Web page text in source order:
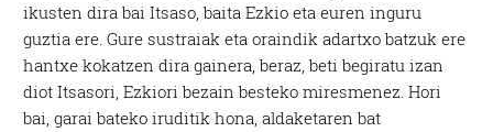
ikusten dira bai Itsaso, baita Ezkio eta euren inguru
guztia ere. Gure sustraiak eta oraindik adartxo batzuk ere
hantxe kokatzen dira gainera, beraz, beti begiratu izan
diot Itsasori, Ezkiori bezain besteko miresmenez. Hori
bai, garai bateko iruditik hona, aldaketaren bat